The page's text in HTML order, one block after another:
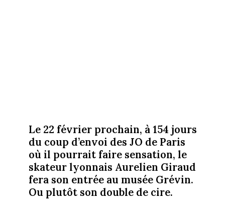
Le 22 février prochain, à 154 jours
du coup d’envoi des JO de Paris
où il pourrait faire sensation, le
skateur lyonnais Aurelien Giraud
fera son entrée au musée Grévin.
Ou plutôt son double de cire.